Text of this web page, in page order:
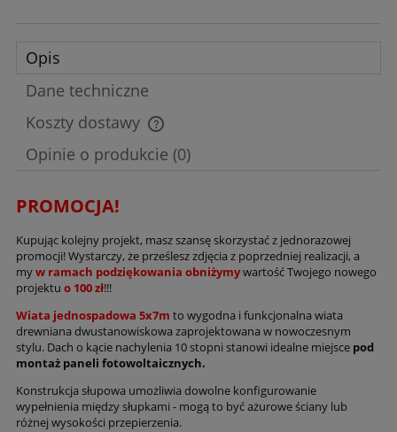
Opis
Dane techniczne
Koszty dostawy
Cena nie zawiera ewentualnych kosztów płatności
Opinie o produkcie (0)
PROMOCJA!
Kupując kolejny projekt, masz szansę skorzystać z jednorazowej
promocji! Wystarczy, że prześlesz zdjęcia z poprzedniej realizacji, a
myw ramach podziękowania obniżymywartość Twojego nowego
projektuo 100 zł!!!
Wiata jednospadowa 5x7m to wygodna i funkcjonalna wiata
drewniana dwustanowiskowa zaprojektowana w nowoczesnym
stylu. Dach o kącie nachylenia 10 stopni stanowi idealne miejsce pod
montaż paneli fotowoltaicznych.
Konstrukcja słupowa umożliwia dowolne konfigurowanie
wypełnienia między słupkami - mogą to być ażurowe ściany lub
różnej wysokości przepierzenia.